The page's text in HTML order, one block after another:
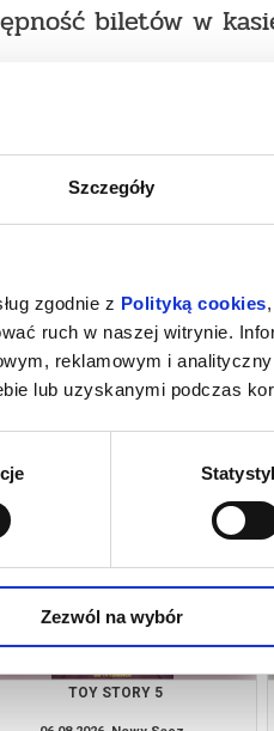
Szczegóły
zgodnie z Polityką cookies
ruch w naszej witrynie.
reklamowym i
lub uzyskanymi podczas
Zezwól na wybór
biletów w
MINIONKI I STRASZYDŁA
kup bilet
TOY STORY 5